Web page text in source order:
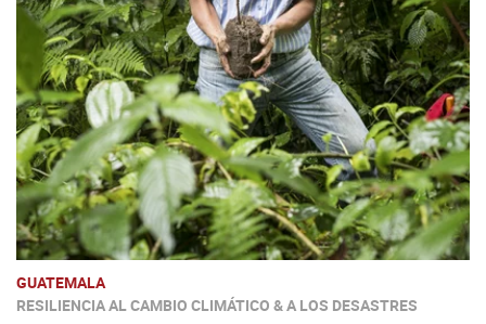
GUATEMALA
RESILIENCIA AL CAMBIO CLIMÁTICO & A LOS DESASTRES